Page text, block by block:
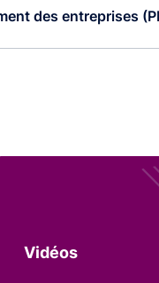
des entreprises
Vidéos